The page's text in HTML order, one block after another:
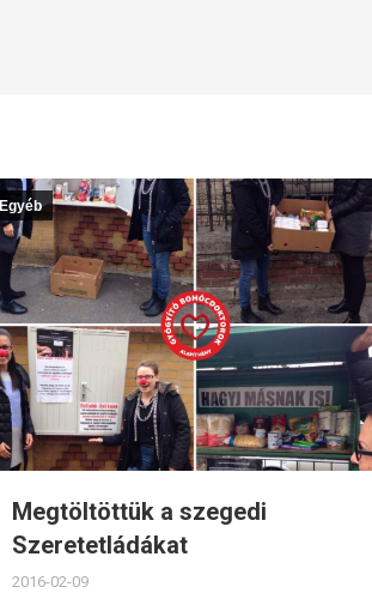
Egyéb
Megtöltöttük a szegedi
Szeretetládákat
2016-02-09